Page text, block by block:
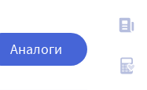
Аналоги